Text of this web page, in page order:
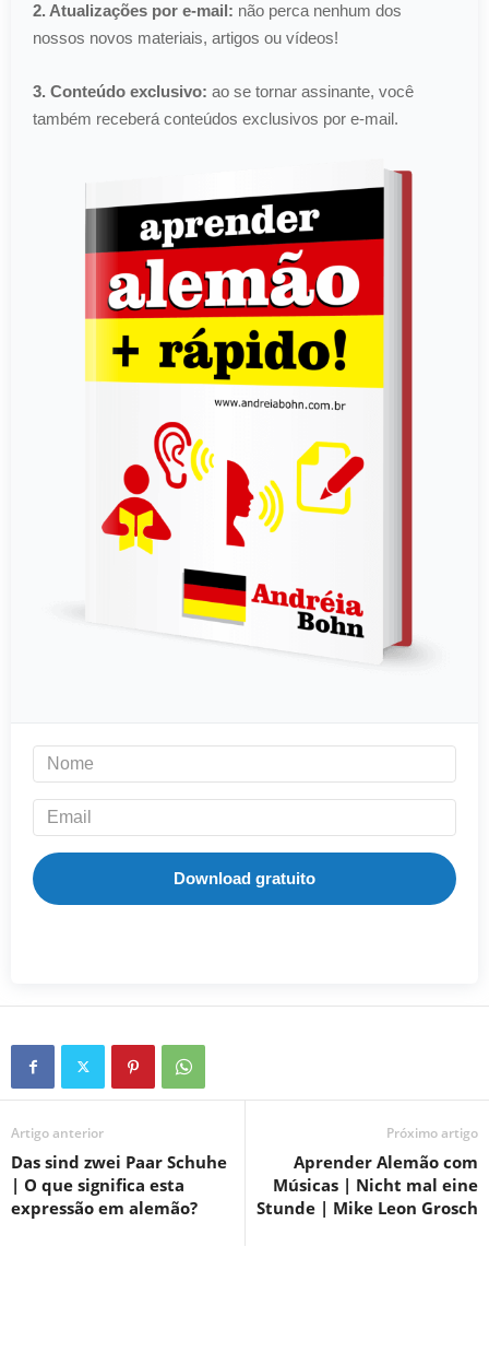
2. Atualizações por e-mail: não perca nenhum dos
nossos novos materiais, artigos ou vídeos!
3. Conteúdo exclusivo: ao se tornar assinante, você
também receberá conteúdos exclusivos por e-mail.
Download gratuito
Artigo anterior
Das sind zwei Paar Schuhe
| O que significa esta
expressão em alemão?
Próximo artigo
Aprender Alemão com
Músicas | Nicht mal eine
Stunde | Mike Leon Grosch